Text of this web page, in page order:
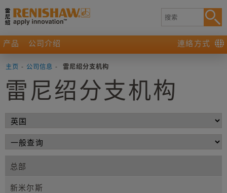
产品 公司介绍 連絡方式
主页 - 公司信息 - 雷尼绍分支机构
雷尼绍分支机构
总部
新米尔斯